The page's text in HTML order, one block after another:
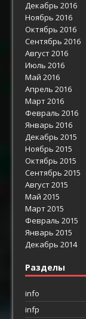
Декабрь 2016
Ноябрь 2016
Октябрь 2016
Сентябрь 2016
Август 2016
Июль 2016
Май 2016
Апрель 2016
Март 2016
Февраль 2016
Январь 2016
Декабрь 2015
Ноябрь 2015
Октябрь 2015
Сентябрь 2015
Август 2015
Май 2015
Март 2015
Февраль 2015
Январь 2015
Декабрь 2014
Разделы
info
infp